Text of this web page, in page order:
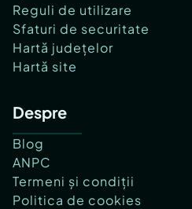
Reguli de utilizare
Sfaturi de securitate
Hartă județelor
Hartă site
Despre
Blog
ANPC
Termeni și condiții
Politica de cookies